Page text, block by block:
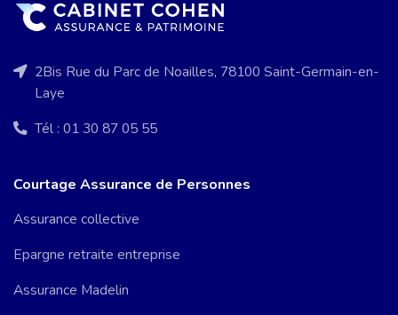
2Bis Rue du Parc de Noailles, 78100 Saint-Germain-en-
Laye
Tél : 01 30 87 05 55
Courtage Assurance de Personnes
Assurance collective
Epargne retraite entreprise
Assurance Madelin